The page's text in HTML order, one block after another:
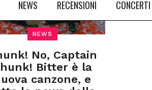
NEWS RECENSIONI CONCERTI
NEWS
No, Captain
Bitter è la
canzone, e